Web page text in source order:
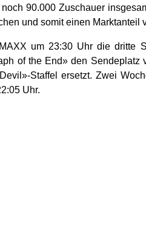
90.000 Zuschauer
und somit einen Marktanteil
um 23:30 Uhr die dritte
of the End» den
Staffel ersetzt. Zwei
Uhr.